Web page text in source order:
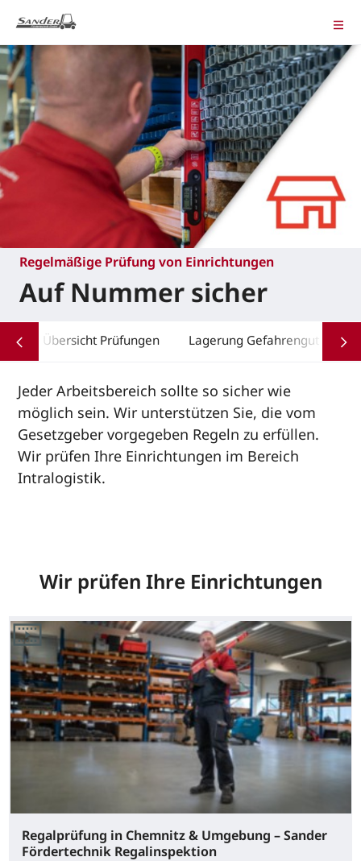
Regelmäßige Prüfung von Einrichtungen
Auf Nummer sicher
Übersicht Prüfungen Lagerung Gefahrengut
Jeder Arbeitsbereich sollte so sicher wie
möglich sein. Wir unterstützen Sie, die vom
Gesetzgeber vorgegeben Regeln zu erfüllen.
Wir prüfen Ihre Einrichtungen im Bereich
Intralogistik.
Wir prüfen Ihre Einrichtungen
Regalprüfung in Chemnitz & Umgebung – Sander
Fördertechnik Regalinspektion